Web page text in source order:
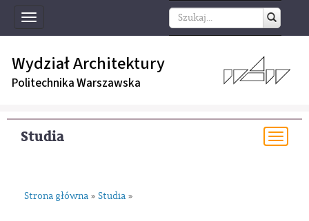
Toggle
navigation
Wydział Architektury
Politechnika Warszawska
Studia
Strona główna » Studia »